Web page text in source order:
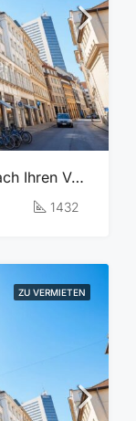
Über 1.400 m² Gewerbefläche nach Ihren Vorstellungen!
1432
ZU VERMIETEN